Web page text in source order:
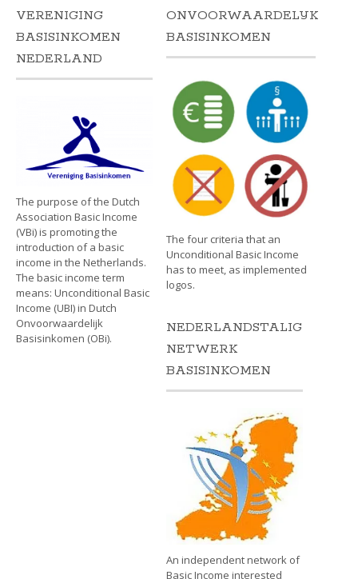
VERENIGING
BASISINKOMEN
NEDERLAND
The purpose of the Dutch
Association Basic Income
(VBi) is promoting the
introduction of a basic
income in the Netherlands.
The basic income term
means: Unconditional Basic
Income (UBI) in Dutch
Onvoorwaardelijk
Basisinkomen (OBi).
ONVOORWAARDELIJK
BASISINKOMEN
The four criteria that an
Unconditional Basic Income
has to meet, as implemented
logos.
NEDERLANDSTALIG
NETWERK
BASISINKOMEN
An independent network of
Basic Income interested